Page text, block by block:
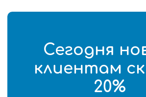
Сегодня
клиентам
20%